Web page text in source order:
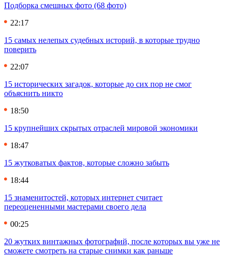
Подборка смешных фото (68 фото)
22:17
15 самых нелепых судебных историй, в которые трудно
поверить
22:07
15 исторических загадок, которые до сих пор не смог
объяснить никто
18:50
15 крупнейших скрытых отраслей мировой экономики
18:47
15 жутковатых фактов, которые сложно забыть
18:44
15 знаменитостей, которых интернет считает
переоцененными мастерами своего дела
00:25
20 жутких винтажных фотографий, после которых вы уже не
сможете смотреть на старые снимки как раньше